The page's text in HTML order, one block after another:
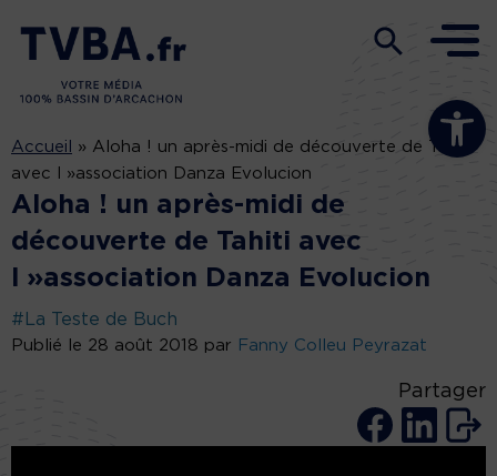
Ouvrir la
Accueil » Aloha ! un après-midi de découverte de Tahiti
avec l »association Danza Evolucion
Aloha ! un après-midi de
découverte de Tahiti avec
l »association Danza Evolucion
#La Teste de Buch
Publié le 28 août 2018 par Fanny Colleu Peyrazat
Partager